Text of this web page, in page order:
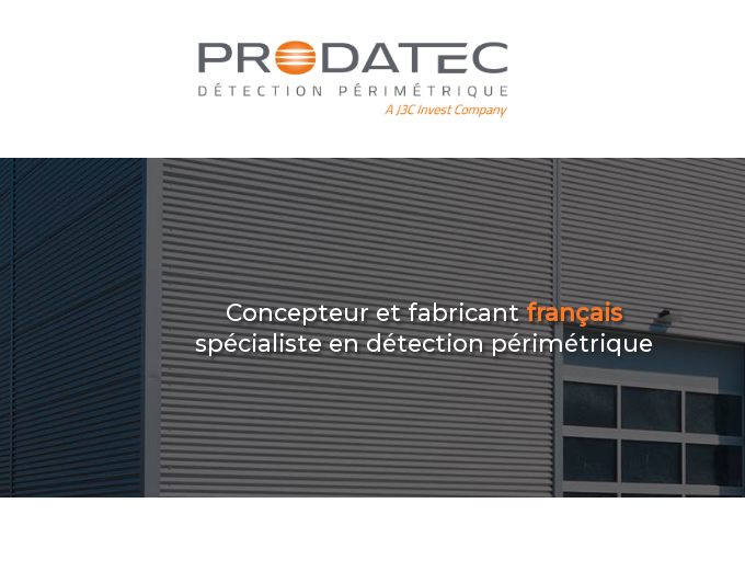
Aller
au
contenu
principal
Concepteur et fabricantfrançais
spécialiste en détection périmétrique